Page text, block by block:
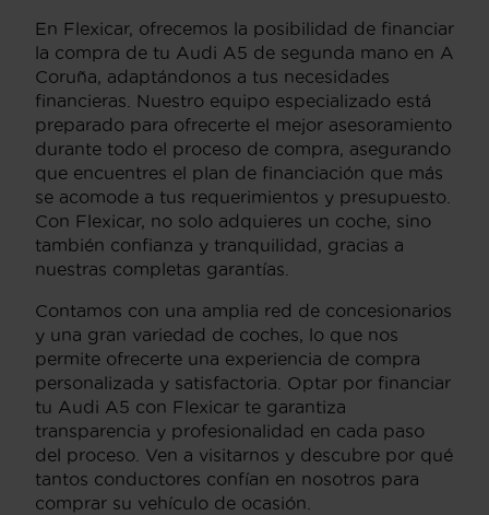
En Flexicar, ofrecemos la posibilidad de financiar
la compra de tu Audi A5 de segunda mano en A
Coruña, adaptándonos a tus necesidades
financieras. Nuestro equipo especializado está
preparado para ofrecerte el mejor asesoramiento
durante todo el proceso de compra, asegurando
que encuentres el plan de financiación que más
se acomode a tus requerimientos y presupuesto.
Con Flexicar, no solo adquieres un coche, sino
también confianza y tranquilidad, gracias a
nuestras completas garantías.
Contamos con una amplia red de concesionarios
y una gran variedad de coches, lo que nos
permite ofrecerte una experiencia de compra
personalizada y satisfactoria. Optar por financiar
tu Audi A5 con Flexicar te garantiza
transparencia y profesionalidad en cada paso
del proceso. Ven a visitarnos y descubre por qué
tantos conductores confían en nosotros para
comprar su vehículo de ocasión.